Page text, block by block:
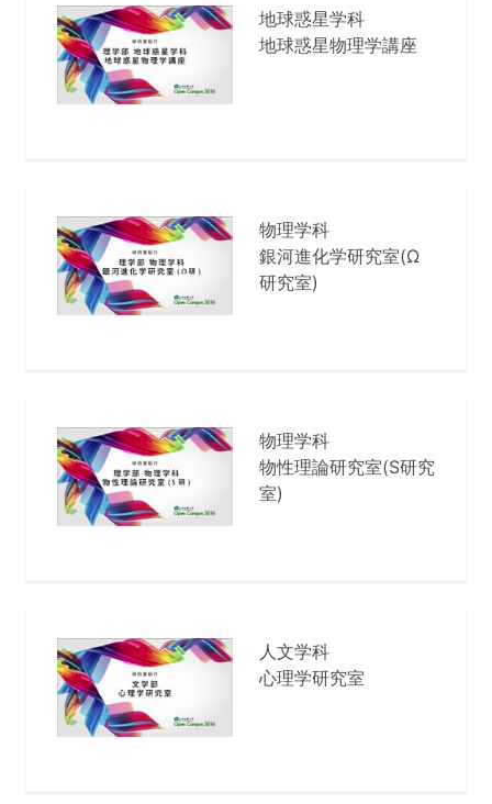
地球惑星学科
地球惑星物理学講座
物理学科
銀河進化学研究室(Ω
研究室)
物理学科
物性理論研究室(S研究
室)
人文学科
心理学研究室